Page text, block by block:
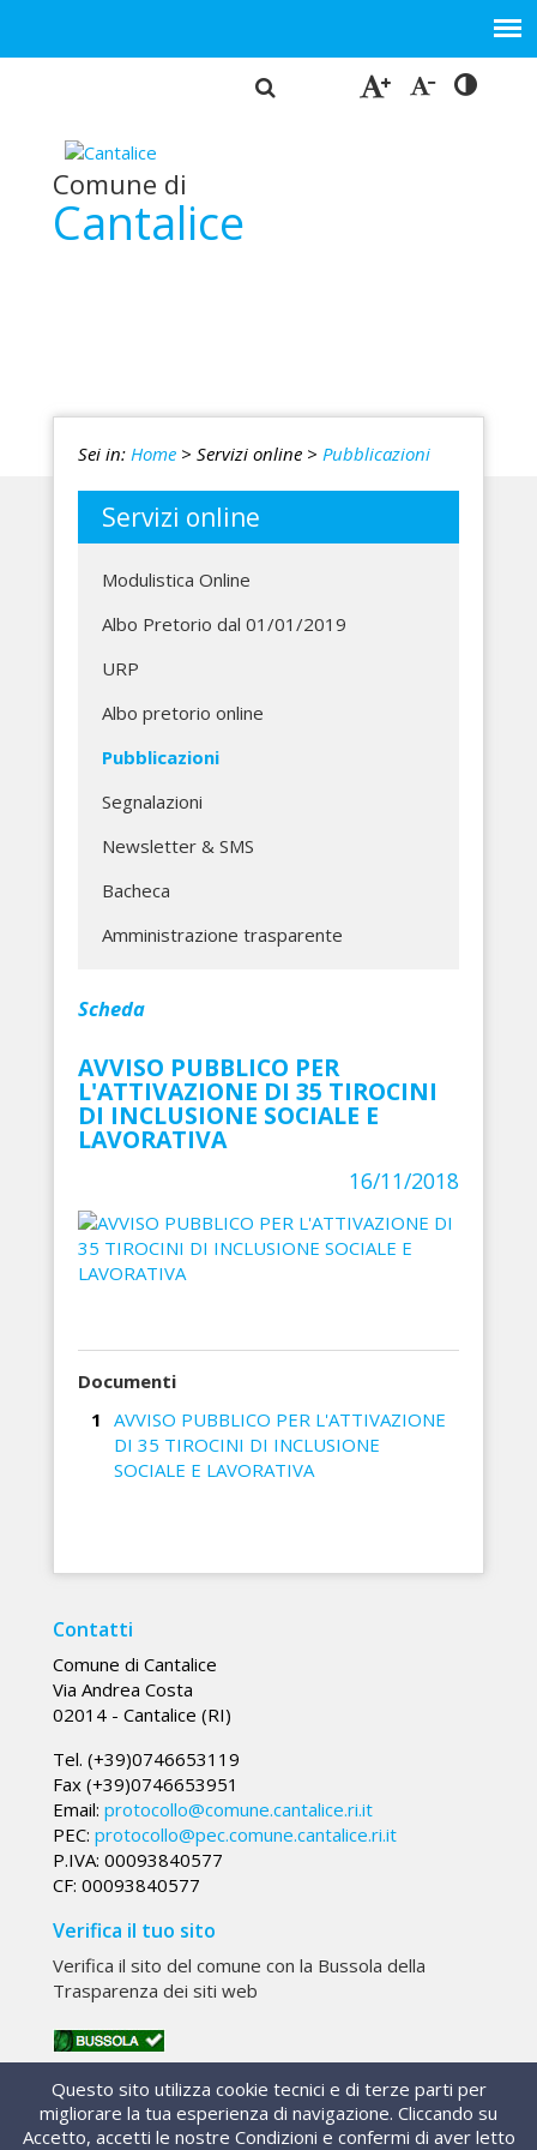
Comune di
Cantalice
Sei in: Home > Servizi online > Pubblicazioni
Servizi online
Modulistica Online
Albo Pretorio dal 01/01/2019
URP
Albo pretorio online
Pubblicazioni
Segnalazioni
Newsletter & SMS
Bacheca
Amministrazione trasparente
Scheda
AVVISO PUBBLICO PER
L'ATTIVAZIONE DI 35 TIROCINI
DI INCLUSIONE SOCIALE E
LAVORATIVA
16/11/2018
Documenti
AVVISO PUBBLICO PER L'ATTIVAZIONE
DI 35 TIROCINI DI INCLUSIONE
SOCIALE E LAVORATIVA
Contatti
Comune di Cantalice
Via Andrea Costa
02014 - Cantalice (RI)
Tel. (+39)0746653119
Fax (+39)0746653951
Email: protocollo@comune.cantalice.ri.it
PEC: protocollo@pec.comune.cantalice.ri.it
P.IVA: 00093840577
CF: 00093840577
Verifica il tuo sito
Verifica il sito del comune con la Bussola della
Trasparenza dei siti web
Visite:133384
Questo sito utilizza cookie tecnici e di terze parti per
migliorare la tua esperienza di navigazione. Cliccando su
Accetto, accetti le nostre Condizioni e confermi di aver letto